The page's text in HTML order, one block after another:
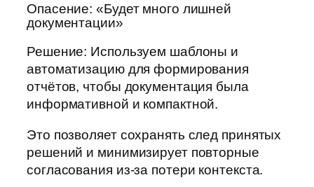
Опасение: «Будет много лишней
документации»
Решение: Используем шаблоны и
автоматизацию для формирования
отчётов, чтобы документация была
информативной и компактной.
Это позволяет сохранять след принятых
решений и минимизирует повторные
согласования из-за потери контекста.